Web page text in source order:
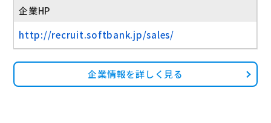
企業HP
http://recruit.softbank.jp/sales/
企業情報を詳しく見る